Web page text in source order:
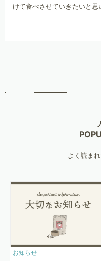
けて食べさせていきたいと思
よく読ま
お知らせ